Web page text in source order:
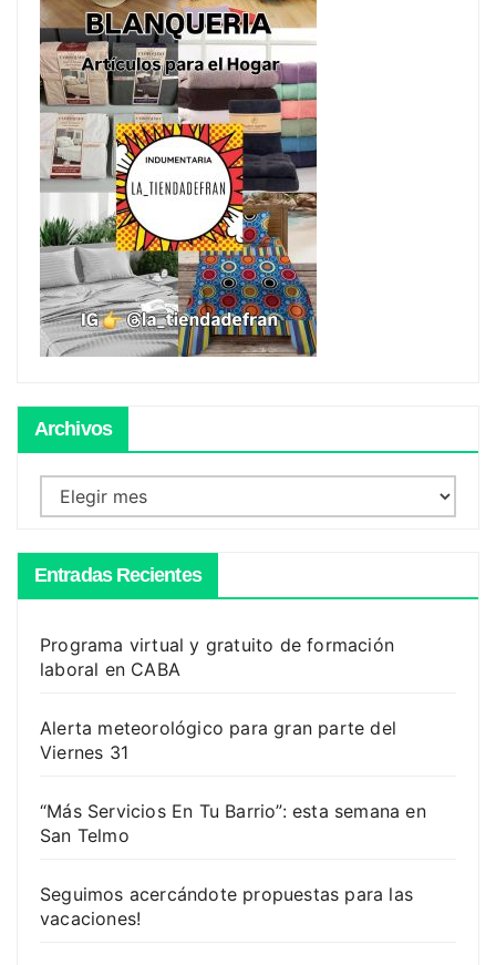
Archivos
Archivos
Entradas Recientes
Programa virtual y gratuito de formación
laboral en CABA
Alerta meteorológico para gran parte del
Viernes 31
“Más Servicios En Tu Barrio”: esta semana en
San Telmo
Seguimos acercándote propuestas para las
vacaciones!